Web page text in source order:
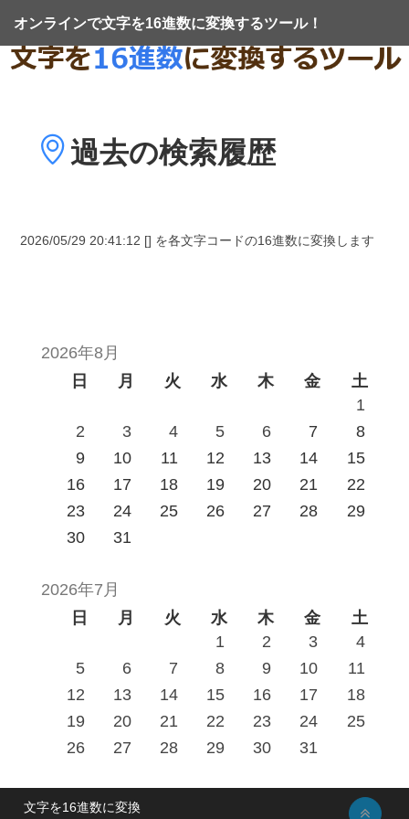
オンラインで文字を16進数に変換するツール！
過去の検索履歴
2026/05/29 20:41:12 [] を各文字コードの16進数に変換します
2026年8月
日
月 火 水 木 金
土
1
2
3 4 5 6 7
8
9
10 11 12 13 14
15
16
17 18 19 20 21
22
23
24 25 26 27 28
29
30
31
2026年7月
日
月 火 水 木 金
土
1
2 3
4
5
6 7 8 9 10
11
12
13 14 15 16 17
18
19
20 21 22 23 24
25
26
27 28 29 30 31
文字を16進数に変換